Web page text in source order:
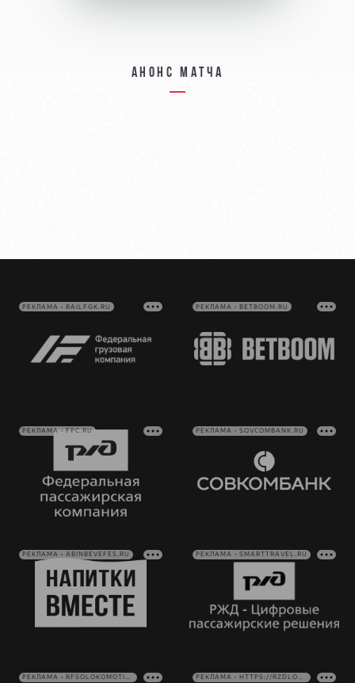
Анонс матча
РЕКЛАМА • RAILFGK.RU РЕКЛАМА • BETBOOM.RU
РЕКЛАМА • FPC.RU РЕКЛАМА • SOVCOMBANK.RU
РЕКЛАМА • ABINBEVEFES.RU РЕКЛАМА • SMARTTRAVEL.RU
РЕКЛАМА • RFSOLOKOMOTIV.RU РЕКЛАМА • HTTPS://RZDLOG.RU/